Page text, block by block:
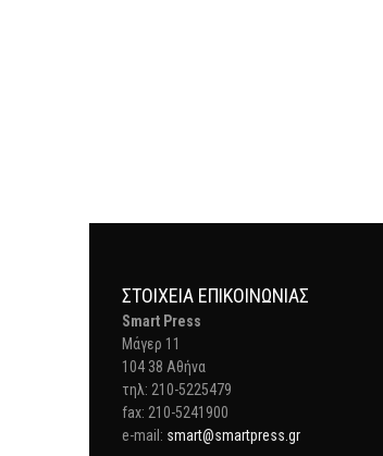
ΣΤΟΙΧΕΊΑ ΕΠΙΚΟΙΝΩΝΊΑΣ
Smart Press
Mάγερ 11
104 38 Αθήνα
τηλ: 210-5225479
fax: 210-5241900
e-mail: smart@smartpress.gr